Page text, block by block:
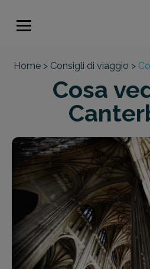
Home > Consigli di viaggio >
Cosa